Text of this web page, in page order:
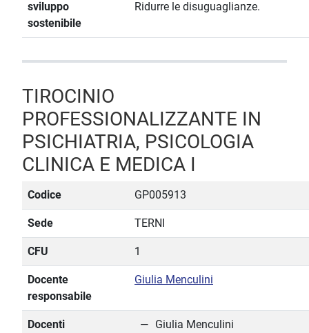
sviluppo
sostenibile
Ridurre le disuguaglianze.
TIROCINIO
PROFESSIONALIZZANTE IN
PSICHIATRIA, PSICOLOGIA
CLINICA E MEDICA I
Codice GP005913
Sede TERNI
CFU 1
Docente
responsabile
Giulia Menculini
Docenti Giulia Menculini